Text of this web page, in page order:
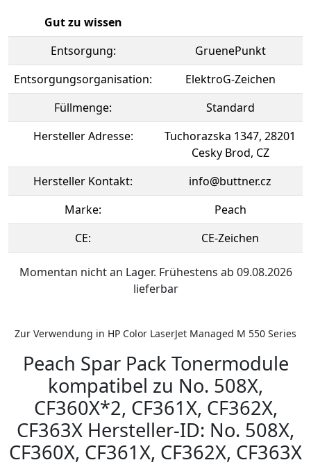
Gut zu wissen
Entsorgung:
GruenePunkt
Entsorgungsorganisation:
ElektroG-Zeichen
Füllmenge:
Standard
Hersteller Adresse:
Tuchorazska 1347, 28201
Cesky Brod, CZ
Hersteller Kontakt:
info@buttner.cz
Marke:
Peach
CE:
CE-Zeichen
Momentan nicht an Lager. Frühestens ab 09.08.2026
lieferbar
Zur Verwendung in HP Color LaserJet Managed M 550 Series
Peach Spar Pack Tonermodule
kompatibel zu No. 508X,
CF360X*2, CF361X, CF362X,
CF363X Hersteller-ID: No. 508X,
CF360X, CF361X, CF362X, CF363X